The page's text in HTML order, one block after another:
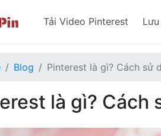
Tải Video Pinterest
Blog Pinterest là gì? Cách sử
là gì? Cách